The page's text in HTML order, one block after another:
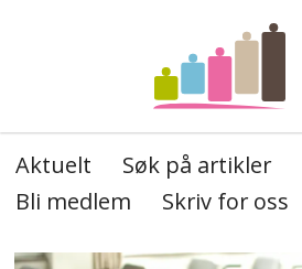
Aktuelt Søk på artikler
Bli medlem
Skriv for oss